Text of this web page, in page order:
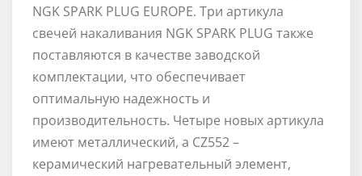
NGK SPARK PLUG EUROPE. Три артикула
свечей накаливания NGK SPARK PLUG также
поставляются в качестве заводской
комплектации, что обеспечивает
оптимальную надежность и
производительность. Четыре новых артикула
имеют металлический, а CZ552 –
керамический нагревательный элемент,